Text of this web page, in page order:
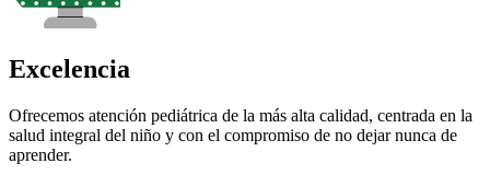
Excelencia
Ofrecemos atención pediátrica de la más alta calidad, centrada en la
salud integral del niño y con el compromiso de no dejar nunca de
aprender.